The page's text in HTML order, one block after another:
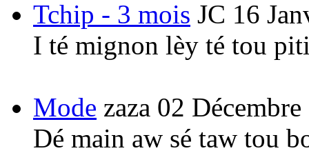
Tchip - 3 mois JC 16
I té mignon lèy té tou
Mode zaza 02
Dé main aw sé taw tou